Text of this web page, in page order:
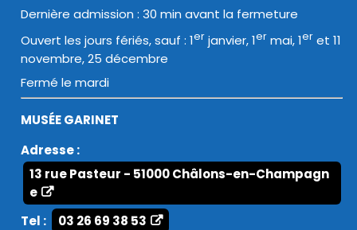
Dernière admission : 30 min avant la fermeture
Ouvert les jours fériés, sauf : 1er janvier, 1er mai, 1er et 11
novembre, 25 décembre
Fermé le mardi
MUSÉE GARINET
Adresse :
13 rue Pasteur - 51000 Châlons-en-Champagn
e
Tel :
03 26 69 38 53